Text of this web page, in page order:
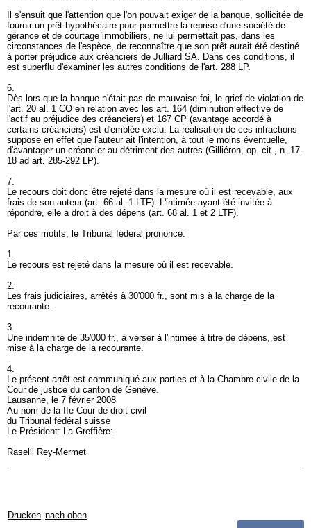
Il s'ensuit que l'attention que l'on pouvait exiger de la banque, sollicitée de
fournir un prêt hypothécaire pour permettre la reprise d'une société de
gérance et de courtage immobiliers, ne lui permettait pas, dans les
circonstances de l'espèce, de reconnaître que son prêt aurait été destiné
à porter préjudice aux créanciers de Julliard SA. Dans ces conditions, il
est superflu d'examiner les autres conditions de l'art. 288 LP.
6.
Dès lors que la banque n'était pas de mauvaise foi, le grief de violation de
l'art. 20 al. 1 CO en relation avec les art. 164 (diminution effective de
l'actif au préjudice des créanciers) et 167 CP (avantage accordé à
certains créanciers) est d'emblée exclu. La réalisation de ces infractions
suppose en effet que l'auteur ait l'intention, à tout le moins éventuelle,
d'avantager un créancier au détriment des autres (Gilliéron, op. cit., n. 17-
18 ad art. 285-292 LP).
7.
Le recours doit donc être rejeté dans la mesure où il est recevable, aux
frais de son auteur (art. 66 al. 1 LTF). L'intimée ayant été invitée à
répondre, elle a droit à des dépens (art. 68 al. 1 et 2 LTF).
Par ces motifs, le Tribunal fédéral prononce:
1.
Le recours est rejeté dans la mesure où il est recevable.
2.
Les frais judiciaires, arrêtés à 30'000 fr., sont mis à la charge de la
recourante.
3.
Une indemnité de 35'000 fr., à verser à l'intimée à titre de dépens, est
mise à la charge de la recourante.
4.
Le présent arrêt est communiqué aux parties et à la Chambre civile de la
Cour de justice du canton de Genève.
Lausanne, le 7 février 2008
Au nom de la IIe Cour de droit civil
du Tribunal fédéral suisse
Le Président: La Greffière:
Raselli Rey-Mermet
Drucken nach oben